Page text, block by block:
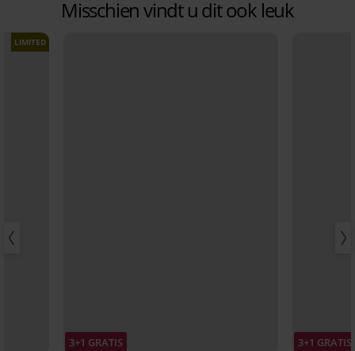
Misschien vindt u dit ook leuk
LIMITED
3+1 GRATIS 3+1 GRATIS